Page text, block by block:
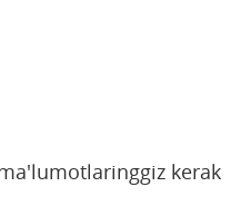
kerak